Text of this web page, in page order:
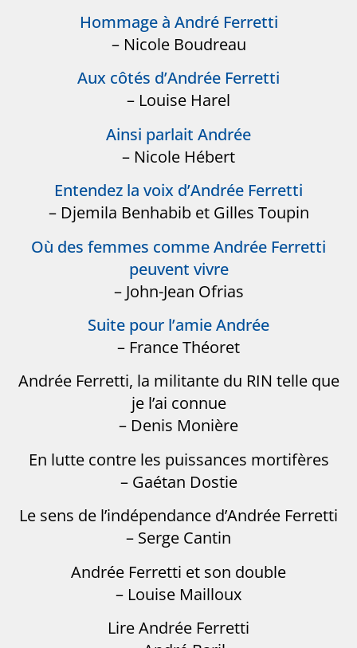
Hommage à André Ferretti
– Nicole Boudreau
Aux côtés d’Andrée Ferretti
– Louise Harel
Ainsi parlait Andrée
– Nicole Hébert
Entendez la voix d’Andrée Ferretti
– Djemila Benhabib et Gilles Toupin
Où des femmes comme Andrée Ferretti
peuvent vivre
– John-Jean Ofrias
Suite pour l’amie Andrée
– France Théoret
Andrée Ferretti, la militante du RIN telle que
je l’ai connue
– Denis Monière
En lutte contre les puissances mortifères
– Gaétan Dostie
Le sens de l’indépendance d’Andrée Ferretti
– Serge Cantin
Andrée Ferretti et son double
– Louise Mailloux
Lire Andrée Ferretti